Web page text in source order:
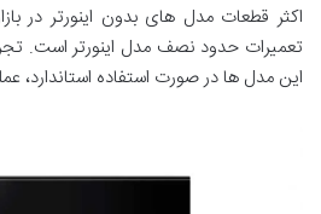
اکثر قطعات مدل های بدون اینورتر در
تعمیرات حدود نصف مدل اینورتر است.
این مدل ها در صورت استفاده استاندارد،